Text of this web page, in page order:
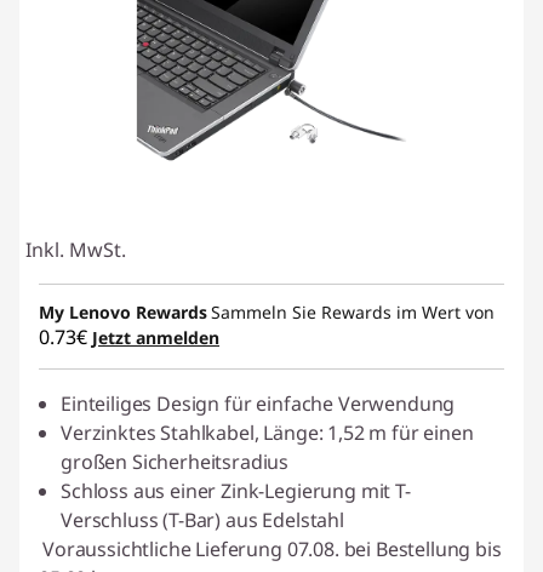
Inkl. MwSt.
My Lenovo RewardsSammeln Sie Rewards im Wert von
0.73€ Jetzt anmelden
Einteiliges Design für einfache Verwendung
Verzinktes Stahlkabel, Länge: 1,52 m für einen
großen Sicherheitsradius
Schloss aus einer Zink-Legierung mit T-
Verschluss (T-Bar) aus Edelstahl
Voraussichtliche Lieferung 07.08. bei Bestellung bis